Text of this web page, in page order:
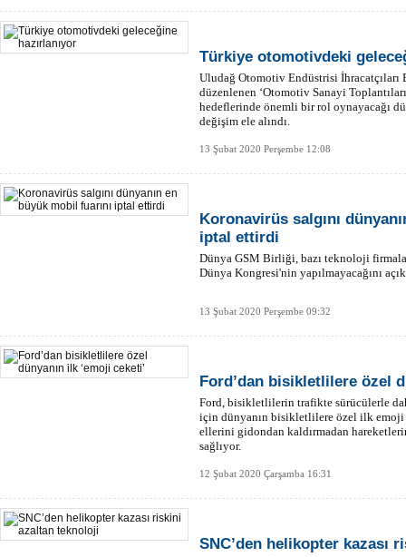
Türkiye otomotivdeki
Uludağ Otomotiv Endüstrisi
düzenlenen ‘Otomotiv Sanayi
hedeflerinde önemli bir rol oynayacağı
değişim ele alındı.
13 Şubat 2020 Perşembe 12:08
Koronavirüs salgını
iptal ettirdi
Dünya GSM Birliği, bazı teknoloji
Dünya Kongresi'nin yapılmayacağını
13 Şubat 2020 Perşembe 09:32
Ford’dan bisikletlilere özel
Ford, bisikletlilerin trafikte sürücülerle
için dünyanın bisikletlilere özel ilk
ellerini gidondan kaldırmadan
sağlıyor.
12 Şubat 2020 Çarşamba 16:31
SNC’den helikopter kazası